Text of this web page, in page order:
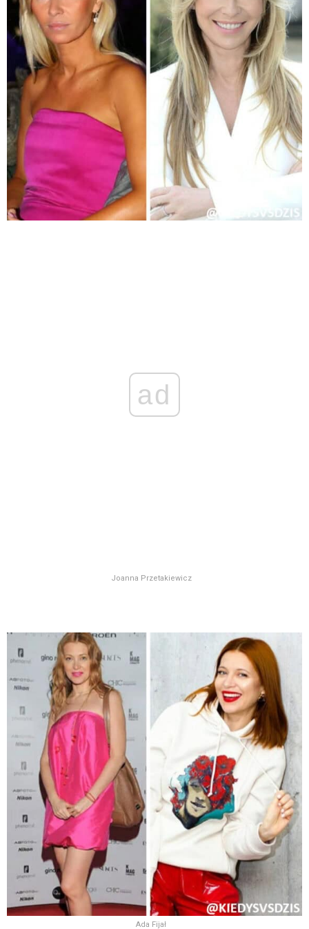
ad
Joanna Przetakiewicz
Ada Fijał